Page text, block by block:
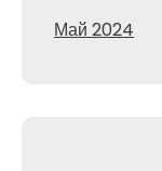
Май 2024